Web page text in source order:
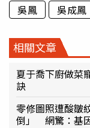
吳鳳 吳成鳳
相關文章
夏于喬下廚做菜
訣
零修圖照遭酸皺
倒」 網驚：基